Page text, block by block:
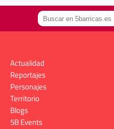
Actualidad
Reportajes
Personajes
Territorio
Blogs
5B Events